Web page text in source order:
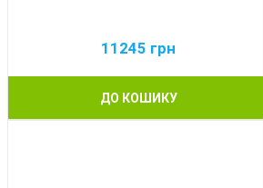
11245 грн
ДО КОШИКУ